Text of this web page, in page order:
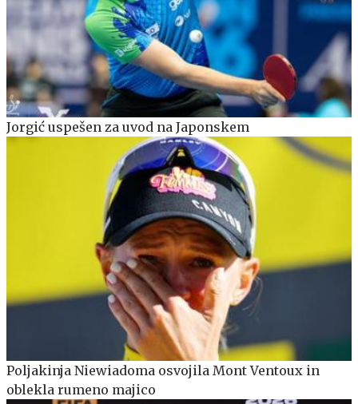
Jorgić uspešen za uvod na Japonskem
Poljakinja Niewiadoma osvojila Mont Ventoux in
oblekla rumeno majico